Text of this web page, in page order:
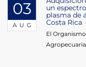
03
AUG
un
plasma de
Costa Rica
El